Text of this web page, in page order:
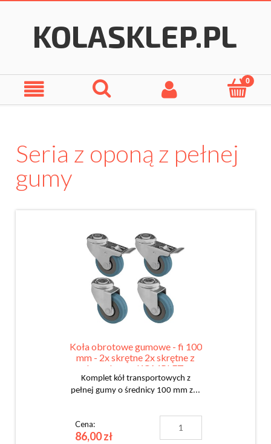
Seria z oponą z pełnej
gumy
Koła obrotowe gumowe - fi 100
mm - 2x skrętne 2x skrętne z
hamulcem - KOMPLET
Komplet kół transportowych z
pełnej gumy o średnicy 100 mm z...
Cena:
86,00 zł